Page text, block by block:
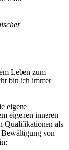
Leben zum
bin ich immer
eigene
eigenen inneren
Qualifikationen als
Bewältigung von